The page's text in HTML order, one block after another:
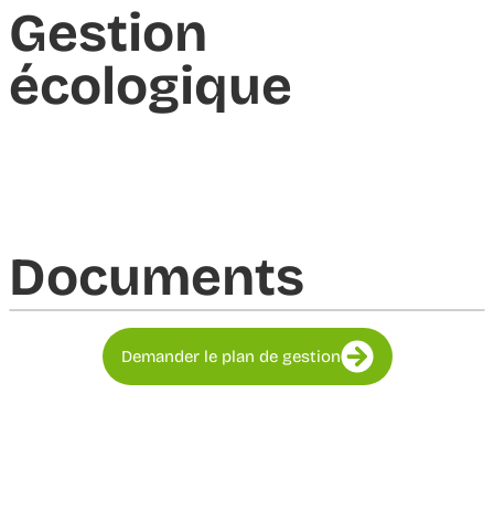
Gestion
écologique
Documents​
Demander le plan de gestion